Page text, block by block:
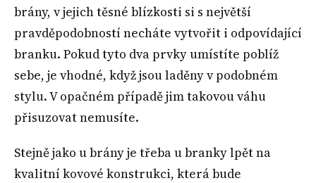
brány, v jejich těsné blízkosti si s největší
pravděpodobností necháte vytvořit i odpovídající
branku. Pokud tyto dva prvky umístíte poblíž
sebe, je vhodné, když jsou laděny v podobném
stylu. V opačném případě jim takovou váhu
přisuzovat nemusíte.
Stejně jako u brány je třeba u branky lpět na
kvalitní kovové konstrukci, která bude